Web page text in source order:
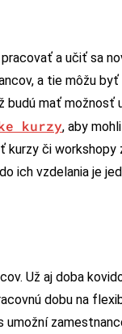
a učiť sa
a tie môžu byť
budú mať možnosť
kurzy, aby
či workshopy
ich vzdelania je
Už aj doba
dobu na